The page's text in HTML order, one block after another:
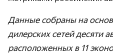
Данные собраны на
дилерских сетей десяти
расположенных в 11